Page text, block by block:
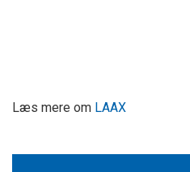
Læs mere om LAAX